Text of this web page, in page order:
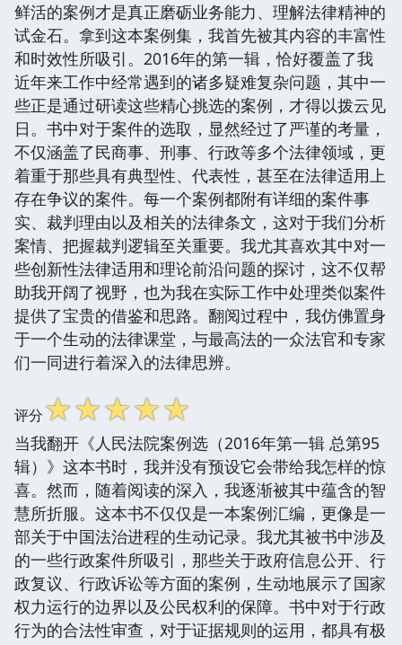
鲜活的案例才是真正磨砺业务能力、理解法律精神的
试金石。拿到这本案例集，我首先被其内容的丰富性
和时效性所吸引。2016年的第一辑，恰好覆盖了我
近年来工作中经常遇到的诸多疑难复杂问题，其中一
些正是通过研读这些精心挑选的案例，才得以拨云见
日。书中对于案件的选取，显然经过了严谨的考量，
不仅涵盖了民商事、刑事、行政等多个法律领域，更
着重于那些具有典型性、代表性，甚至在法律适用上
存在争议的案件。每一个案例都附有详细的案件事
实、裁判理由以及相关的法律条文，这对于我们分析
案情、把握裁判逻辑至关重要。我尤其喜欢其中对一
些创新性法律适用和理论前沿问题的探讨，这不仅帮
助我开阔了视野，也为我在实际工作中处理类似案件
提供了宝贵的借鉴和思路。翻阅过程中，我仿佛置身
于一个生动的法律课堂，与最高法的一众法官和专家
们一同进行着深入的法律思辨。
评分☆☆☆☆☆
当我翻开《人民法院案例选（2016年第一辑 总第95
辑）》这本书时，我并没有预设它会带给我怎样的惊
喜。然而，随着阅读的深入，我逐渐被其中蕴含的智
慧所折服。这本书不仅仅是一本案例汇编，更像是一
部关于中国法治进程的生动记录。我尤其被书中涉及
的一些行政案件所吸引，那些关于政府信息公开、行
政复议、行政诉讼等方面的案例，生动地展示了国家
权力运行的边界以及公民权利的保障。书中对于行政
行为的合法性审查，对于证据规则的运用，都具有极